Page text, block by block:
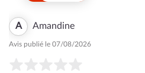
A Amandine
Avis publié le 07/08/2026